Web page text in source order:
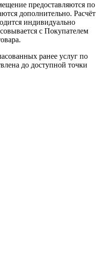
предоставляются по
дополнительно. Расчёт
индивидуально
с Покупателем
ранее услуг по
до доступной точки